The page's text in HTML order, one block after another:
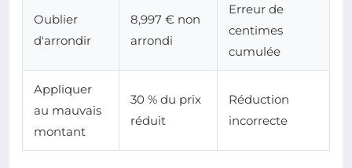
Oublier
d'arrondir
8,997 € non
arrondi
Erreur de
centimes
cumulée
Appliquer
au mauvais
montant
30 % du prix
réduit
Réduction
incorrecte